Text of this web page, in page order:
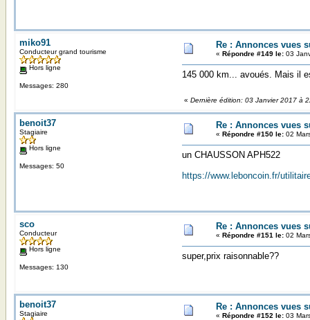
miko91
Conducteur grand tourisme
Hors ligne
Messages: 280
Re : Annonces vues
« Répondre #149 le: 03
145 000 km... avoués. Mais il
« Dernière édition: 03 Janvier 2017 à
benoit37
Stagiaire
Hors ligne
Messages: 50
Re : Annonces vues
« Répondre #150 le: 02
un CHAUSSON APH522
https://www.leboncoin.fr/
sco
Conducteur
Hors ligne
Messages: 130
Re : Annonces vues
« Répondre #151 le: 02
super,prix raisonnable??
benoit37
Stagiaire
Re : Annonces vues
« Répondre #152 le: 03